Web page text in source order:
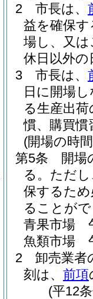
2
市長は、
益を確保
場し、又
休日以外
3
市長は、
日に開場
る生産出
慣、購買
(開場の時
第5条
開場
る。 ただ
保するた
ることが
青果市場
魚類市場
2
卸売業者
刻は、 前項
(平12